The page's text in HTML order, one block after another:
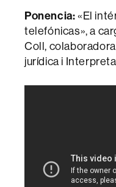
Ponencia:«El
telefónicas», a
Coll,
jurídica i